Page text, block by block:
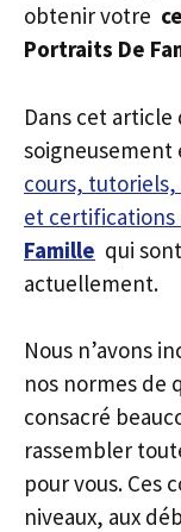
obtenir votre
Portraits De
Dans cet
soigneusement
cours,
et certifications
Famille qui
actuellement.
Nous n’avons
nos normes de
consacré
rassembler
pour vous. Ces
niveaux, aux